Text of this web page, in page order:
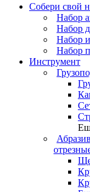
Собери свой
Набор
Набор
Набор
Набор
Инструмент